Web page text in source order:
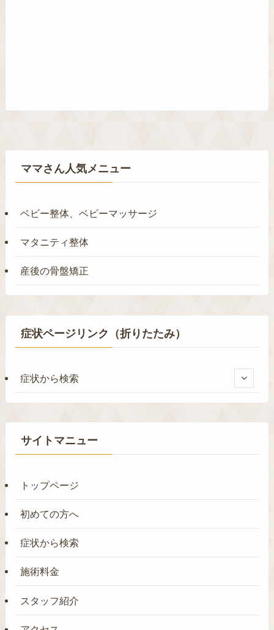
ママさん人気メニュー
ベビー整体、ベビーマッサージ
マタニティ整体
産後の骨盤矯正
症状ページリンク（折りたたみ）
症状から検索
サイトマニュー
トップページ
初めての方へ
症状から検索
施術料金
スタッフ紹介